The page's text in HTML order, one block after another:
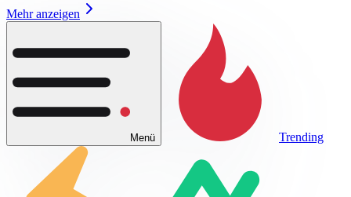
Mehr anzeigen
Menü Trending